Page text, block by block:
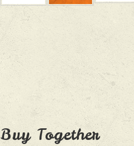
Buy Together